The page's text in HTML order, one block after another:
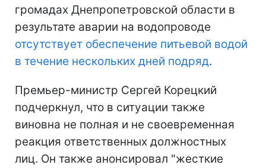
громадах Днепропетровской области в
результате аварии на водопроводе
отсутствует обеспечение питьевой водой
в течение нескольких дней подряд.
Премьер-министр Сергей Корецкий
подчеркнул, что в ситуации также
виновна не полная и не своевременная
реакция ответственных должностных
лиц. Он также анонсировал "жесткие